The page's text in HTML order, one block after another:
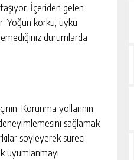
İçeriden gelen
Yoğun korku, uyku
durumlarda
Korunma yollarının
sağlamak
söyleyerek süreci
uyumlanmayı